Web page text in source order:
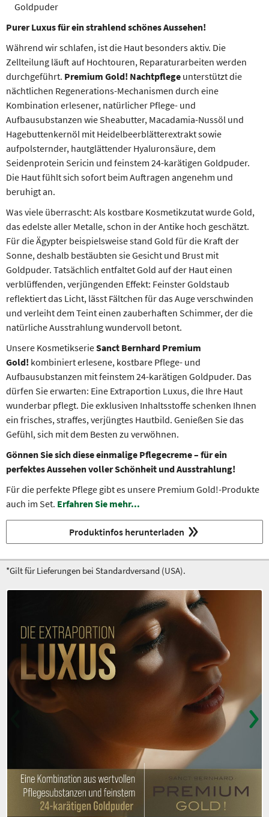
Goldpuder
Purer Luxus für ein strahlend schönes Aussehen!
Während wir schlafen, ist die Haut besonders aktiv. Die
Zellteilung läuft auf Hochtouren, Reparaturarbeiten werden
durchgeführt. Premium Gold! Nachtpflege unterstützt die
nächtlichen Regenerations-Mechanismen durch eine
Kombination erlesener, natürlicher Pflege- und
Aufbausubstanzen wie Sheabutter, Macadamia-Nussöl und
Hagebuttenkernöl mit Heidelbeerblätterextrakt sowie
aufpolsternder, hautglättender Hyaluronsäure, dem
Seidenprotein Sericin und feinstem 24-karätigen Goldpuder.
Die Haut fühlt sich sofort beim Auftragen angenehm und
beruhigt an.
Was viele überrascht: Als kostbare Kosmetikzutat wurde Gold,
das edelste aller Metalle, schon in der Antike hoch geschätzt.
Für die Ägypter beispielsweise stand Gold für die Kraft der
Sonne, deshalb bestäubten sie Gesicht und Brust mit
Goldpuder. Tatsächlich entfaltet Gold auf der Haut einen
verblüffenden, verjüngenden Effekt: Feinster Goldstaub
reflektiert das Licht, lässt Fältchen für das Auge verschwinden
und verleiht dem Teint einen zauberhaften Schimmer, der die
natürliche Ausstrahlung wundervoll betont.
Unsere KosmetikserieSanct Bernhard Premium
Gold! kombiniert erlesene, kostbare Pflege- und
Aufbausubstanzen mit feinstem 24-karätigen Goldpuder. Das
dürfen Sie erwarten: Eine Extraportion Luxus, die Ihre Haut
wunderbar pflegt. Die exklusiven Inhaltsstoffe schenken Ihnen
ein frisches, straffes, verjüngtes Hautbild. Genießen Sie das
Gefühl, sich mit dem Besten zu verwöhnen.
Gönnen Sie sich diese einmalige Pflegecreme – für ein
perfektes Aussehen voller Schönheit und Ausstrahlung!
Für die perfekte Pflege gibt es unsere Premium Gold!-Produkte
auch im Set. Erfahren Sie mehr...
Produktinfos herunterladen
*Gilt für Lieferungen bei Standardversand (USA).